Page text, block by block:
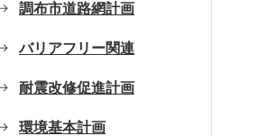
調布市道路網計画
バリアフリー関連
耐震改修促進計画
環境基本計画